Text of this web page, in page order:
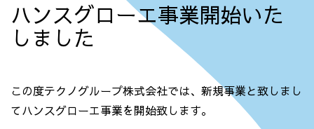
ハンスグローエ事業開始いた
しました
この度テクノグループ株式会社では、新規事業と致しまし
てハンスグローエ事業を開始致します。